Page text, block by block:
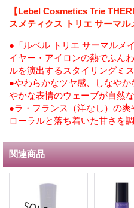
【Lebel Cosmetics Trie
スメティクス トリエ サーマル
●「ルベル トリエ サーマルメ
イヤー・アイロンの熱でふん
ルを演出するスタイリングミス
●やわらかなツヤ感、しなや
やかな表情のウェーブが自然
●ラ・フランス（洋なし）の
ローラルと落ち着いた甘さを
関連商品